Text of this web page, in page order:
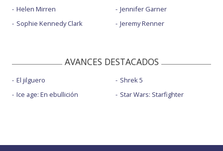
Helen Mirren
Sophie Kennedy Clark
Jennifer Garner
Jeremy Renner
AVANCES DESTACADOS
El jilguero
Ice age: En ebullición
Shrek 5
Star Wars: Starfighter